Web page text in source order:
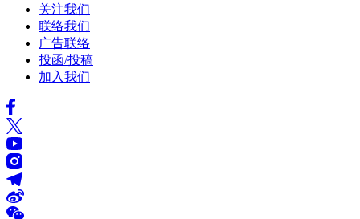
关注我们
联络我们
广告联络
投函/投稿
加入我们